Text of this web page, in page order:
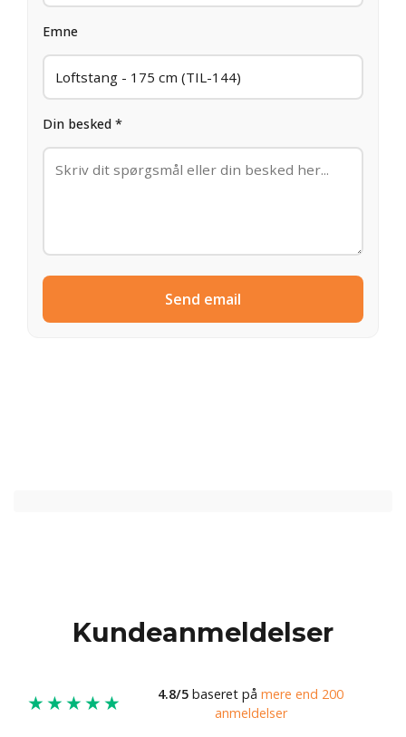
Emne
Din besked *
Send email
Kundeanmeldelser
★★★★★ 4.8/5 baseret på mere end 200
anmeldelser